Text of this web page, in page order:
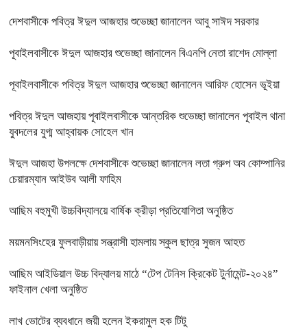
দেশবাসীকে পবিত্র ঈদুল আজহার শুভেচ্ছা জানালেন আবু সাঈদ সরকার
পূবাইলবাসীকে ঈদুল আজহার শুভেচ্ছা জানালেন বিএনপি নেতা রাশেদ মোল্লা
পূবাইলবাসীকে পবিত্র ঈদুল আজহার শুভেচ্ছা জানালেন আরিফ হোসেন ভূইয়া
পবিত্র ঈদুল আজহায় পূবাইলবাসীকে আন্তরিক শুভেচ্ছা জানালেন পূবাইল থানা
যুবদলের যুগ্ম আহ্বায়ক সোহেল খান
ঈদুল আজহা উপলক্ষে দেশবাসীকে শুভেচ্ছা জানালেন লতা গ্রুপ অব কোম্পানির
চেয়ারম্যান আইউব আলী ফাহিম
আছিম বহুমুখী উচ্চবিদ্যালয়ে বার্ষিক ক্রীড়া প্রতিযোগিতা অনুষ্ঠিত
ময়মনসিংহের ফুলবাড়ীয়ায় সন্ত্রাসী হামলায় স্কুল ছাত্র সুজন আহত
আছিম আইডিয়াল উচ্চ বিদ্যালয় মাঠে “টেপ টেনিস ক্রিকেট টুর্নামেন্ট-২০২৪”
ফাইনাল খেলা অনুষ্ঠিত
লাখ ভোটের ব্যবধানে জয়ী হলেন ইকরামুল হক টিটু